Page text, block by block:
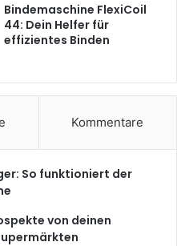
Bindemaschine FlexiCoil
44: Dein Helfer für
effizientes Binden
Kommentare
So funktioniert der
von deinen